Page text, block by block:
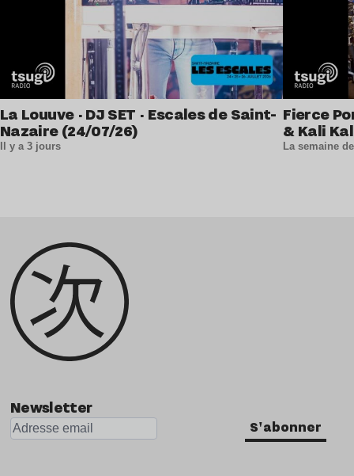
La Louuve · DJ SET · Escales de Saint-
Nazaire (24/07/26)
Il y a 3 jours
Fierce
& Kali
La semaine
Newsletter
S'abonner